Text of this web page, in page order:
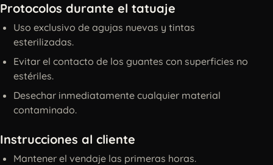
Protocolos durante el tatuaje
Uso exclusivo de agujas nuevas y tintas
esterilizadas.
Evitar el contacto de los guantes con superficies no
estériles.
Desechar inmediatamente cualquier material
contaminado.
Instrucciones al cliente
Mantener el vendaje las primeras horas.